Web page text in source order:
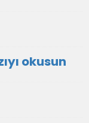
okusun